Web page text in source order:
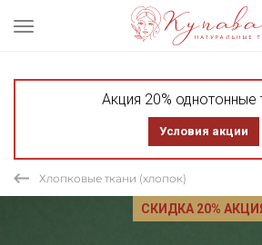
Акция 20% однотонные
Условия акции
Хлопковые ткани (хлопок)
СКИДКА 20%